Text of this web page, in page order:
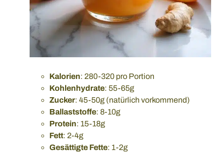
Kalorien: 280-320 pro Portion
Kohlenhydrate: 55-65g
Zucker: 45-50g (natürlich vorkommend)
Ballaststoffe: 8-10g
Protein: 15-18g
Fett: 2-4g
Gesättigte Fette: 1-2g